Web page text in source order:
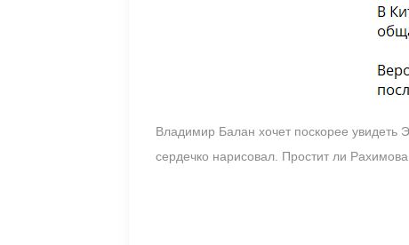
Владимир Балан хочет поскорее
сердечко нарисовал. Простит ли